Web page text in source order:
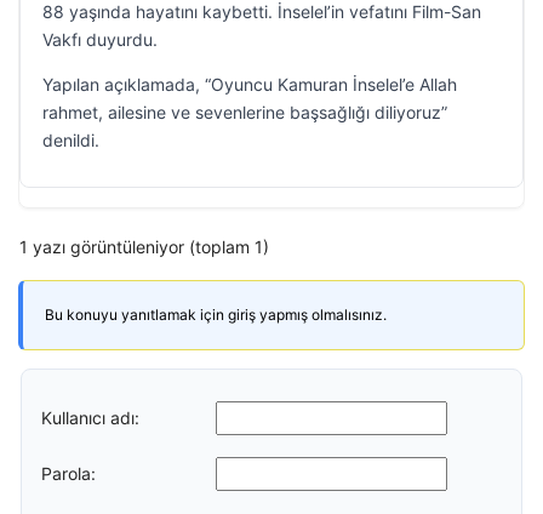
88 yaşında hayatını kaybetti. İnselel’in vefatını Film-San
Vakfı duyurdu.
Yapılan açıklamada, “Oyuncu Kamuran İnselel’e Allah
rahmet, ailesine ve sevenlerine başsağlığı diliyoruz”
denildi.
1 yazı görüntüleniyor (toplam 1)
Bu konuyu yanıtlamak için giriş yapmış olmalısınız.
Kullanıcı adı:
Parola: